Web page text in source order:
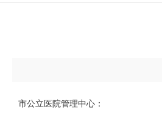
市公立医院管理中心：